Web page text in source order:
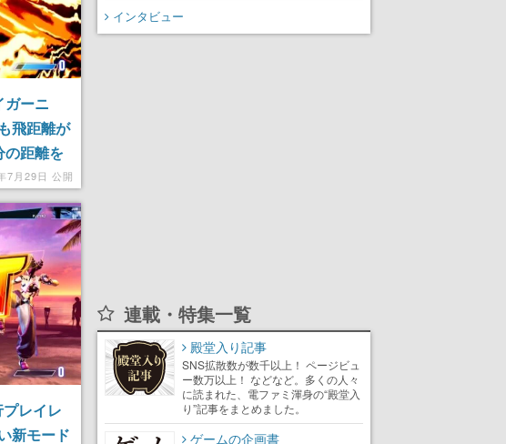
ガーニ
飛距離が
の距離を
レイ】
7月29日 公開
レイレ
新モード
インタビュー
連載・特集一覧
殿堂入り記事
SNS拡散数が数千以上！ ページビュ
ー数万以上！ などなど。多くの人々
に読まれた、電ファミ渾身の“殿堂入
り”記事をまとめました。
ゲームの企画書